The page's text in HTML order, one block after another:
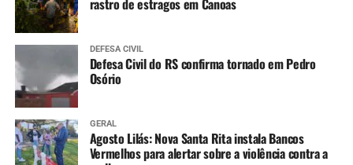
rastro de estragos em Canoas
DEFESA CIVIL
Defesa Civil do RS confirma tornado em Pedro
Osório
GERAL
Agosto Lilás: Nova Santa Rita instala Bancos
Vermelhos para alertar sobre a violência contra a